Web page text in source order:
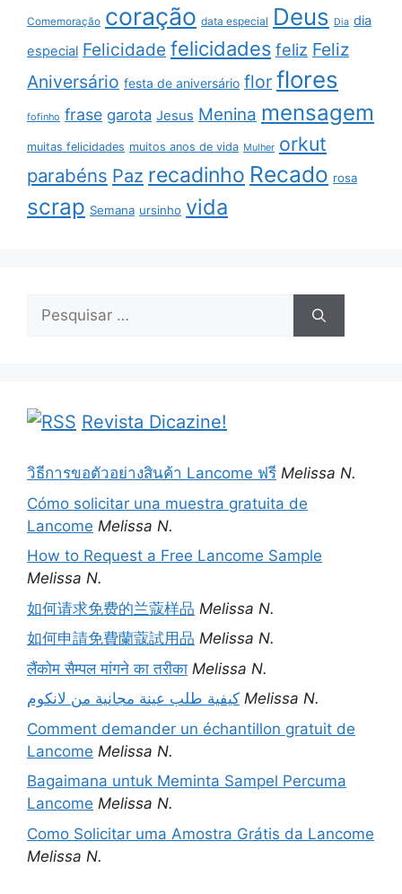
Comemoração coração data especial Deus Dia dia
especial Felicidade felicidades feliz Feliz
Aniversário festa de aniversário flor flores
fofinho frase garota Jesus Menina mensagem
muitas felicidades muitos anos de vida Mulher orkut
parabéns Paz recadinho Recado rosa
scrap Semana ursinho vida
Pesquisar
Revista Dicazine!
วิธีการขอตัวอย่างสินค้า Lancome ฟรี Melissa N.
Cómo solicitar una muestra gratuita de
Lancome Melissa N.
How to Request a Free Lancome Sample
Melissa N.
如何请求免费的兰蔻样品 Melissa N.
如何申請免費蘭蔻試用品 Melissa N.
लैंकोम सैम्पल मांगने का तरीका Melissa N.
كيفية طلب عينة مجانية من لانكوم Melissa N.
Comment demander un échantillon gratuit de
Lancome Melissa N.
Bagaimana untuk Meminta Sampel Percuma
Lancome Melissa N.
Como Solicitar uma Amostra Grátis da Lancome
Melissa N.